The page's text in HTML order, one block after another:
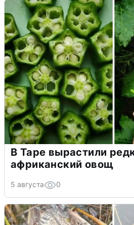
В Таре вырастили
африканский овощ
5 августа 0